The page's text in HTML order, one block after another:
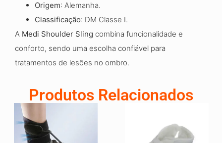
Origem: Alemanha.
Classificação: DM Classe I.
A Medi Shoulder Sling combina funcionalidade e
conforto, sendo uma escolha confiável para
tratamentos de lesões no ombro.
Produtos Relacionados